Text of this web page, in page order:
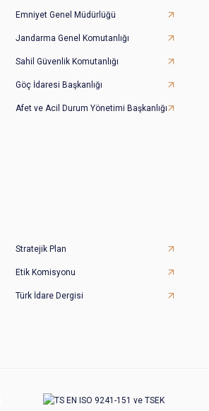
Emniyet Genel Müdürlüğü
Jandarma Genel Komutanlığı
Sahil Güvenlik Komutanlığı
Göç İdaresi Başkanlığı
Afet ve Acil Durum Yönetimi Başkanlığı
Stratejik Plan
Etik Komisyonu
Türk İdare Dergisi